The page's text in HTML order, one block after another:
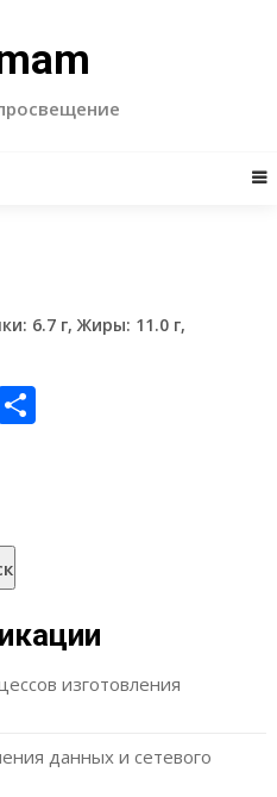
6.7 г, Жиры: 11.0 г,
Отправить
изготовления
данных и сетевого